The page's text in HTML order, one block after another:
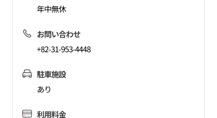
年中無休
お問い合わせ
+82-31-953-4448
駐車施設
あり
利用料金